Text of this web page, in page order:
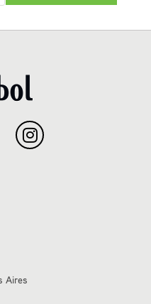
Aires